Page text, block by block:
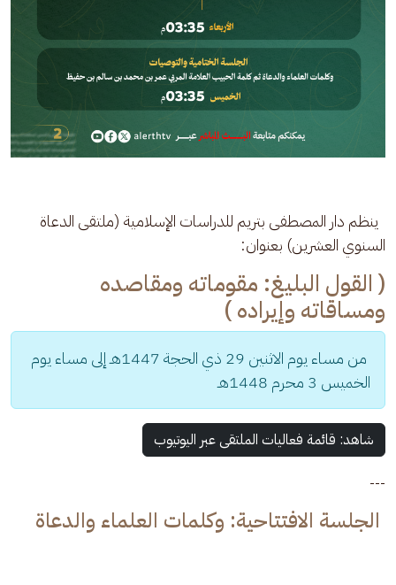
ينظم دار المصطفى بتريم للدراسات الإسلامية (ملتقى الدعاة
السنوي العشرين) بعنوان:
( القول البليغ: مقوماته ومقاصده
ومساقاته وإيراده )
من مساء يوم الاثنين 29 ذي الحجة 1447هـ إلى مساء يوم
الخميس 3 محرم 1448هـ
شاهد: قائمة فعاليات الملتقى عبر اليوتيوب
---
الجلسة الافتتاحية: وكلمات العلماء والدعاة